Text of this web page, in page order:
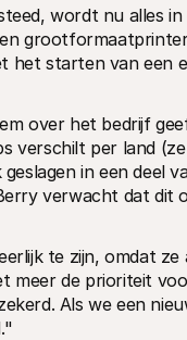
wordt nu alles in
het starten van een
over het bedrijf
verschilt per land
in een deel
verwacht dat dit
te zijn, omdat ze
meer de prioriteit
Als we een